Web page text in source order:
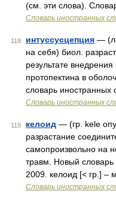
(см. эти слова).
Словарь иностранных
118 интуссусцепция —
на себя) биол.
результате
протопектина в
словарь иностранных
Словарь иностранных
119 келоид — (гр. kele
разрастание
самопроизвольно на
травм. Новый словарь
2009. келоид [< гр.] –
Словарь иностранных